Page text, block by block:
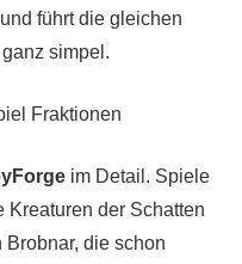
führt die gleichen
simpel.
im Detail. Spiele
der Schatten
die schon